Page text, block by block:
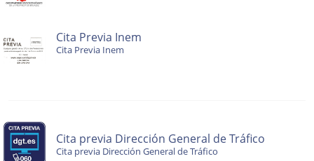
Cita Previa Inem
Cita Previa Inem
Cita previa Dirección General de Tráfico
Cita previa Dirección General de Tráfico